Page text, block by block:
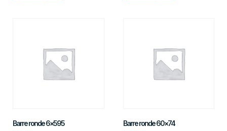
Barre ronde 6×595 Barre ronde 60×74